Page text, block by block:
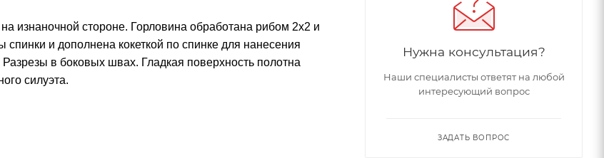
изнаночной стороне. Горловина обработана рибом 2х2 и
и дополнена кокеткой по спинке для нанесения
в боковых швах. Гладкая поверхность полотна
силуэта.
Нужна консультация?
Наши специалисты ответят на любой
интересующий вопрос
ЗАДАТЬ ВОПРОС